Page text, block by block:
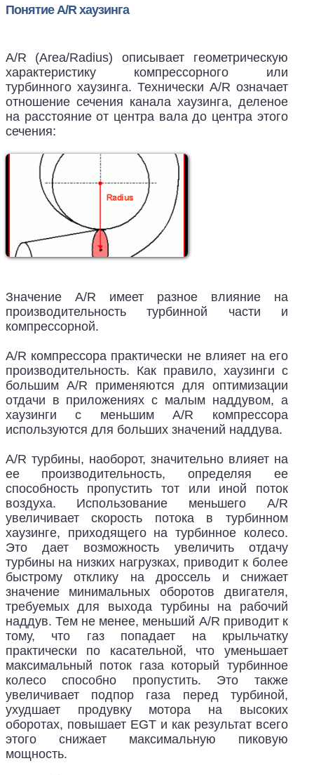
Понятие A/R хаузинга
A/R (Area/Radius) описывает геометрическую
характеристику компрессорного или
турбинного хаузинга. Технически A/R означает
отношение сечения канала хаузинга, деленое
на расстояние от центра вала до центра этого
сечения:
Значение A/R имеет разное влияние на
производительность турбинной части и
компрессорной.
A/R компрессора практически не влияет на его
производительность. Как правило, хаузинги с
большим A/R применяются для оптимизации
отдачи в приложениях с малым наддувом, а
хаузинги с меньшим A/R компрессора
используются для больших значений наддува.
A/R турбины, наоборот, значительно влияет на
ее производительность, определяя ее
способность пропустить тот или иной поток
воздуха. Использование меньшего A/R
увеличивает скорость потока в турбинном
хаузинге, приходящего на турбинное колесо.
Это дает возможность увеличить отдачу
турбины на низких нагрузках, приводит к более
быстрому отклику на дроссель и снижает
значение минимальных оборотов двигателя,
требуемых для выхода турбины на рабочий
наддув. Тем не менее, меньший A/R приводит к
тому, что газ попадает на крыльчатку
практически по касательной, что уменьшает
максимальный поток газа который турбинное
колесо способно пропустить. Это также
увеличивает подпор газа перед турбиной,
ухудшает продувку мотора на высоких
оборотах, повышает EGT и как результат всего
этого снижает максимальную пиковую
мощность.